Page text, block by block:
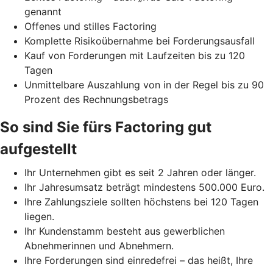
genannt
Offenes und stilles Factoring
Komplette Risikoübernahme bei Forderungsausfall
Kauf von Forderungen mit Laufzeiten bis zu 120
Tagen
Unmittelbare Auszahlung von in der Regel bis zu 90
Prozent des Rechnungsbetrags
So sind Sie fürs Factoring gut
aufgestellt
Ihr Unternehmen gibt es seit 2 Jahren oder länger.
Ihr Jahresumsatz beträgt mindestens 500.000 Euro.
Ihre Zahlungsziele sollten höchstens bei 120 Tagen
liegen.
Ihr Kundenstamm besteht aus gewerblichen
Abnehmerinnen und Abnehmern.
Ihre Forderungen sind einredefrei – das heißt, Ihre